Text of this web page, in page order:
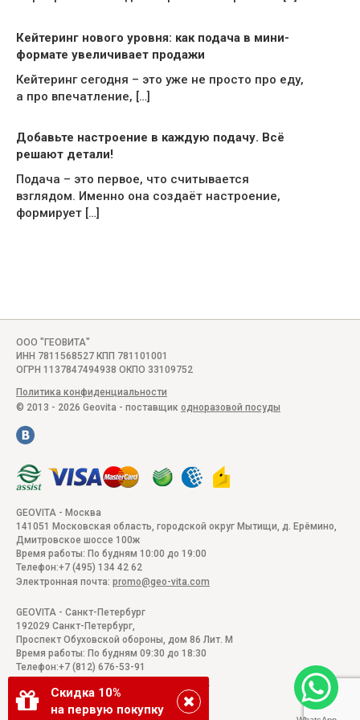
Кейтеринг нового уровня: как подача в мини-
формате увеличивает продажи
Кейтеринг сегодня – это уже не просто про еду,
а про впечатление, […]
Добавьте настроение в каждую подачу. Всё
решают детали!
Подача – это первое, что считывается
взглядом. Именно она создаёт настроение,
формирует […]
Скидка 10%
на первую покупку
ООО "ГЕОВИТА"
ИНН 7811568527 КПП 781101001
ОГРН 1137847494938 ОКПО 33109752
Политика конфиденциальности
© 2013 - 2026 Geovita - поставщик одноразовой посуды
GEOVITA - Москва
141051
Московская область, городской округ Мытищи, д. Ерёмино,
Дмитровское шоссе 100ж
Время работы: По будням 10:00 до 19:00
Телефон:+7 (495) 134 42 62
Электронная почта: promo@geo-vita.com
GEOVITA - Санкт-Петербург
192029 Санкт-Петербург,
Проспект Обуховской обороны, дом 86 Лит. М
Время работы: По будням 09:30 до 18:30
Телефон:+7 (812) 676-53-91
promo@geo-vita.com